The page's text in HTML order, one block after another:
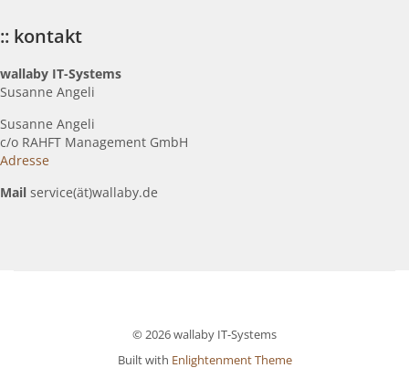
:: kontakt
wallaby IT-Systems
Susanne Angeli
Susanne Angeli
c/o RAHFT Management GmbH
Adresse
Mail service(ät)wallaby.de
© 2026 wallaby IT-Systems
Built with Enlightenment Theme